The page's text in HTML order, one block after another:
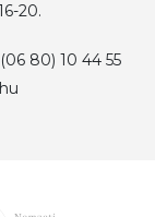
20.
80) 10 44 55